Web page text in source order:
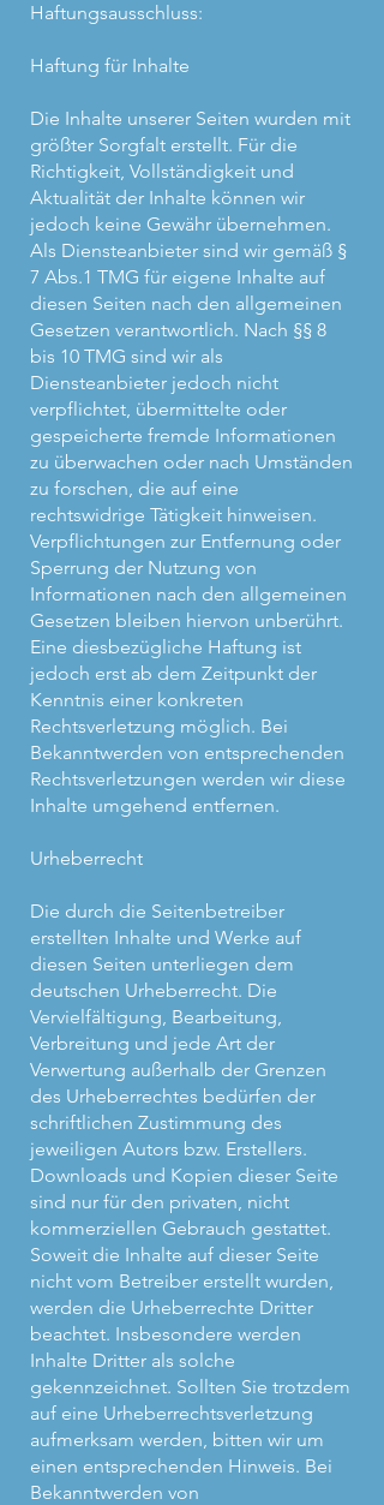
Haftungsausschluss:
Haftung für Inhalte
Die Inhalte unserer Seiten wurden mit
größter Sorgfalt erstellt. Für die
Richtigkeit, Vollständigkeit und
Aktualität der Inhalte können wir
jedoch keine Gewähr übernehmen.
Als Diensteanbieter sind wir gemäß §
7 Abs.1 TMG für eigene Inhalte auf
diesen Seiten nach den allgemeinen
Gesetzen verantwortlich. Nach §§ 8
bis 10 TMG sind wir als
Diensteanbieter jedoch nicht
verpflichtet, übermittelte oder
gespeicherte fremde Informationen
zu überwachen oder nach Umständen
zu forschen, die auf eine
rechtswidrige Tätigkeit hinweisen.
Verpflichtungen zur Entfernung oder
Sperrung der Nutzung von
Informationen nach den allgemeinen
Gesetzen bleiben hiervon unberührt.
Eine diesbezügliche Haftung ist
jedoch erst ab dem Zeitpunkt der
Kenntnis einer konkreten
Rechtsverletzung möglich. Bei
Bekanntwerden von entsprechenden
Rechtsverletzungen werden wir diese
Inhalte umgehend entfernen.
Urheberrecht
Die durch die Seitenbetreiber
erstellten Inhalte und Werke auf
diesen Seiten unterliegen dem
deutschen Urheberrecht. Die
Vervielfältigung, Bearbeitung,
Verbreitung und jede Art der
Verwertung außerhalb der Grenzen
des Urheberrechtes bedürfen der
schriftlichen Zustimmung des
jeweiligen Autors bzw. Erstellers.
Downloads und Kopien dieser Seite
sind nur für den privaten, nicht
kommerziellen Gebrauch gestattet.
Soweit die Inhalte auf dieser Seite
nicht vom Betreiber erstellt wurden,
werden die Urheberrechte Dritter
beachtet. Insbesondere werden
Inhalte Dritter als solche
gekennzeichnet. Sollten Sie trotzdem
auf eine Urheberrechtsverletzung
aufmerksam werden, bitten wir um
einen entsprechenden Hinweis. Bei
Bekanntwerden von